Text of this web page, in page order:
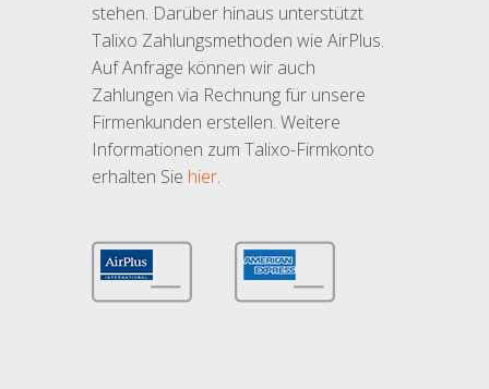
stehen. Darüber hinaus unterstützt
Talixo Zahlungsmethoden wie AirPlus.
Auf Anfrage können wir auch
Zahlungen via Rechnung für unsere
Firmenkunden erstellen. Weitere
Informationen zum Talixo-Firmkonto
erhalten Sie hier.